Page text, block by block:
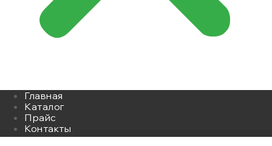
Главная
Каталог
Прайс
Контакты